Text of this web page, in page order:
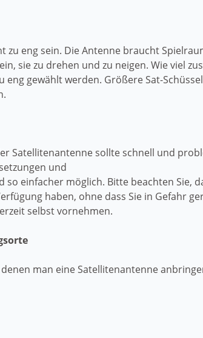
zu eng sein. Die Antenne braucht
sie zu drehen und zu neigen. Wie viel
eng gewählt werden. Größere Sat-
Satellitenantenne sollte schnell und
und
so einfacher möglich. Bitte beachten Sie,
haben, ohne dass Sie in Gefahr
selbst vornehmen.
denen man eine Satellitenantenne